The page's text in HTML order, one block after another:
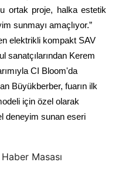
ortak proje, halka estetik
sunmayı amaçlıyor.”
elektrikli kompakt SAV
sanatçılarından Kerem
CI Bloom'da
Büyükberber, fuarın ilk
için özel olarak
deneyim sunan eseri
Masası